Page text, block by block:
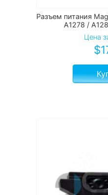
Разъем питания
A1278 /
Цена
$